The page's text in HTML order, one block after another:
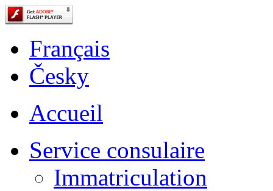
Français
Česky
Accueil
Service consulaire
Immatriculation